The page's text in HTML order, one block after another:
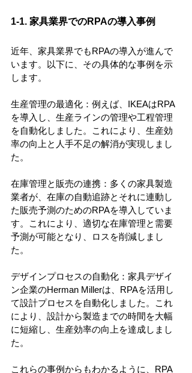
1-1. 家具業界でのRPAの導入事例
近年、家具業界でもRPAの導入が進んで
います。以下に、その具体的な事例を示
します。
生産管理の最適化：例えば、IKEAはRPA
を導入し、生産ラインの管理や工程管理
を自動化しました。これにより、生産効
率の向上と人手不足の解消が実現しまし
た。
在庫管理と販売の連携：多くの家具製造
業者が、在庫の自動追跡とそれに連動し
た販売予測のためのRPAを導入していま
す。これにより、適切な在庫管理と需要
予測が可能となり、ロスを削減しまし
た。
デザインプロセスの自動化：家具デザイ
ン企業のHerman Millerは、RPAを活用し
て設計プロセスを自動化しました。これ
により、設計から製造までの時間を大幅
に短縮し、生産効率の向上を達成しまし
た。
これらの事例からもわかるように、RPA